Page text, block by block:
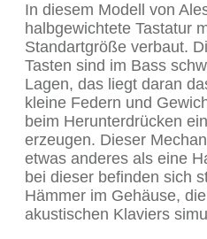
In diesem Modell von
halbgewichtete Tastatur
Standartgröße verbaut.
Tasten sind im Bass
Lagen, das liegt daran
kleine Federn und
beim Herunterdrücken
erzeugen. Dieser
etwas anderes als eine
bei dieser befinden sich
Hämmer im Gehäuse,
akustischen Klaviers